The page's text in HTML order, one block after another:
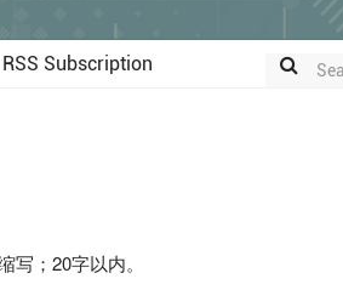
RSS Subscription
；20字以内。